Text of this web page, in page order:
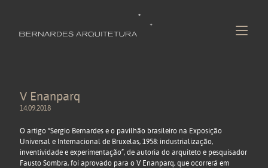
V Enanparq
14.09.2018
O artigo “Sergio Bernardes e o pavilhão brasileiro na Exposição
Universal e Internacional de Bruxelas, 1958: industrialização,
inventividade e experimentação”, de autoria do arquiteto e pesquisador
Fausto Sombra, foi aprovado para o V Enanparq, que ocorrerá em